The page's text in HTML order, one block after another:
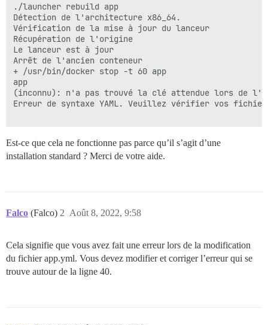
./launcher rebuild app
Détection de l'architecture x86_64.
Vérification de la mise à jour du lanceur
Récupération de l'origine
Le lanceur est à jour
Arrêt de l'ancien conteneur
+ /usr/bin/docker stop -t 60 app
app
(inconnu): n'a pas trouvé la clé attendue lors de
Erreur de syntaxe YAML. Veuillez vérifier vos
Est-ce que cela ne fonctionne pas parce qu’il s’agit d’une
installation standard ? Merci de votre aide.
Falco (Falco) Août 8, 2022, 9:58
2
Cela signifie que vous avez fait une erreur lors de la modification
du fichier app.yml. Vous devez modifier et corriger l’erreur qui se
trouve autour de la ligne 40.